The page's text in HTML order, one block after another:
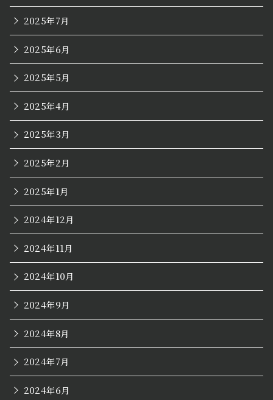
2025年7月
2025年6月
2025年5月
2025年4月
2025年3月
2025年2月
2025年1月
2024年12月
2024年11月
2024年10月
2024年9月
2024年8月
2024年7月
2024年6月